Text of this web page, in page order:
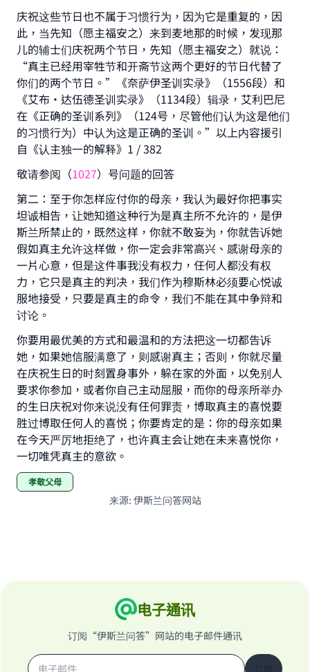
庆祝这些节日也不属于习惯行为，因为它是重复的，因
此，当先知（愿主福安之）来到麦地那的时候，发现那
儿的辅士们庆祝两个节日，先知（愿主福安之）就说：
“真主已经用宰牲节和开斋节这两个更好的节日代替了
你们的两个节日。”《奈萨伊圣训实录》（1556段）和
《艾布•达伍德圣训实录》（1134段）辑录，艾利巴尼
在《正确的圣训系列》（124号，尽管他们认为这是他们
的习惯行为）中认为这是正确的圣训。”以上内容援引
自《认主独一的解释》1 / 382
敬请参阅（1027）号问题的回答
第二：至于你怎样应付你的母亲，我认为最好你把事实
坦诚相告，让她知道这种行为是真主所不允许的，是伊
斯兰所禁止的，既然这样，你就不敢妄为，你就告诉她
假如真主允许这样做，你一定会非常高兴、感谢母亲的
一片心意，但是这件事我没有权力，任何人都没有权
力，它只是真主的判决，我们作为穆斯林必须要心悦诚
服地接受，只要是真主的命令，我们不能在其中争辩和
讨论。
你要用最优美的方式和最温和的方法把这一切都告诉
她，如果她信服满意了，则感谢真主；否则，你就尽量
在庆祝生日的时刻置身事外，躲在家的外面，以免别人
要求你参加，或者你自己主动屈服，而你的母亲所举办
的生日庆祝对你来说没有任何罪责，博取真主的喜悦要
胜过博取任何人的喜悦；你要肯定的是：你的母亲如果
在今天严厉地拒绝了，也许真主会让她在未来喜悦你，
一切唯凭真主的意欲。
孝敬父母
来源: 伊斯兰问答网站
电子通讯
订阅“伊斯兰问答”网站的电子邮件通讯
Make an impact on millions of lives
with your contribution today
Your support is crucial for our mission.
"A person who leads others to doing what is
good will earn the same reward as those who
do it."
(MUSLIM, 1893)
Support IslamQA